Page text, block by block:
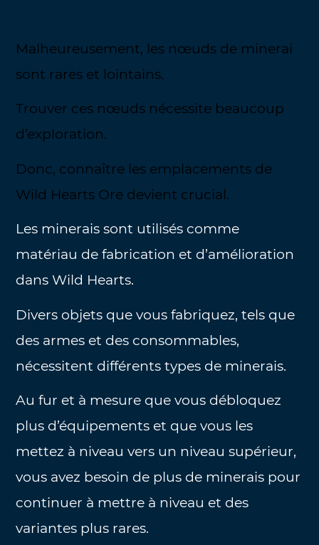
Malheureusement, les nœuds de minerai
sont rares et lointains.
Trouver ces nœuds nécessite beaucoup
d’exploration.
Donc, connaître les emplacements de
Wild Hearts Ore devient crucial.
Les minerais sont utilisés comme
matériau de fabrication et d’amélioration
dans Wild Hearts.
Divers objets que vous fabriquez, tels que
des armes et des consommables,
nécessitent différents types de minerais.
Au fur et à mesure que vous débloquez
plus d’équipements et que vous les
mettez à niveau vers un niveau supérieur,
vous avez besoin de plus de minerais pour
continuer à mettre à niveau et des
variantes plus rares.